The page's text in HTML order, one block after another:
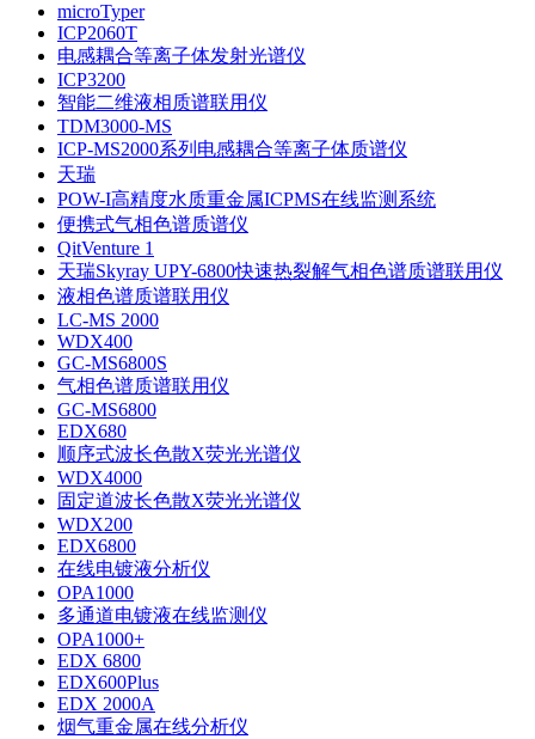
microTyper
ICP2060T
电感耦合等离子体发射光谱仪
ICP3200
智能二维液相质谱联用仪
TDM3000-MS
ICP-MS2000系列电感耦合等离子体质谱仪
天瑞
POW-I高精度水质重金属ICPMS在线监测系统
便携式气相色谱质谱仪
QitVenture 1
天瑞Skyray UPY-6800快速热裂解气相色谱质谱联用仪
液相色谱质谱联用仪
LC-MS 2000
WDX400
GC-MS6800S
气相色谱质谱联用仪
GC-MS6800
EDX680
顺序式波长色散X荧光光谱仪
WDX4000
固定道波长色散X荧光光谱仪
WDX200
EDX6800
在线电镀液分析仪
OPA1000
多通道电镀液在线监测仪
OPA1000+
EDX 6800
EDX600Plus
EDX 2000A
烟气重金属在线分析仪